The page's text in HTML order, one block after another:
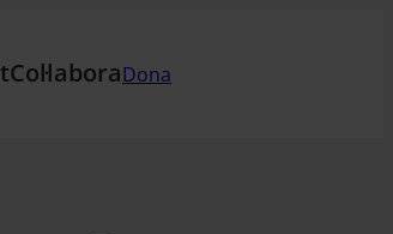
Col·laboraDona